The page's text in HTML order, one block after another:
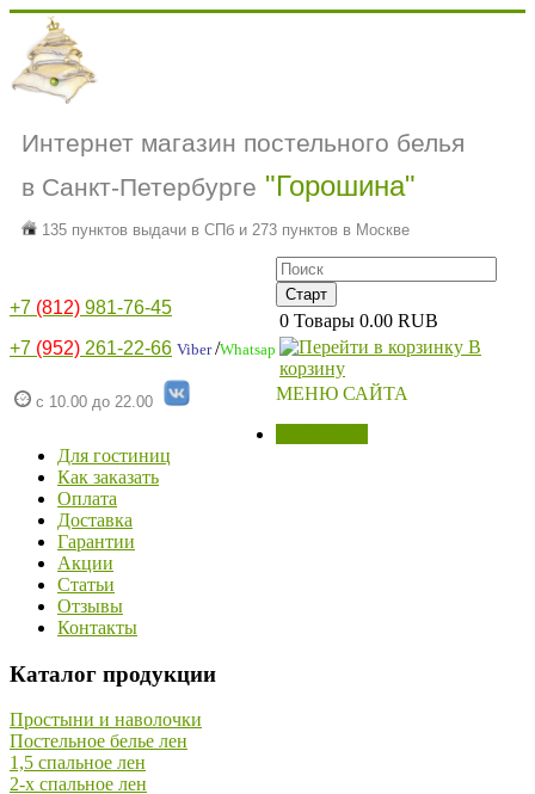
Интернет магазин постельного белья
в Санкт-Петербурге "Горошина"
135 пунктов выдачи в СПб и 273 пунктов в Москве
+7 (812) 981-76-45
+7 (952) 261-22-66 Viber/Whatsap
с 10.00 до 22.00
0 Товары 0.00 RUB
В
корзину
МЕНЮ САЙТА
Для гостиниц
Как заказать
Оплата
Доставка
Гарантии
Акции
Статьи
Отзывы
Контакты
Каталог продукции
Простыни и наволочки
Постельное белье лен
1,5 спальное лен
2-х спальное лен